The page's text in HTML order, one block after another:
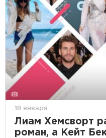
18 января
Лиам Хемсворт
роман, а Кейт